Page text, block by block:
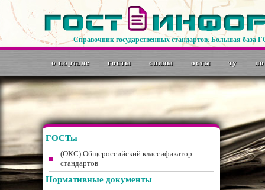
Справочник государственных стандартов. Большая база
о портале госты снипы осты ту
ГОСТы
(ОКС) Общероссийский классификатор
стандартов
Нормативные документы